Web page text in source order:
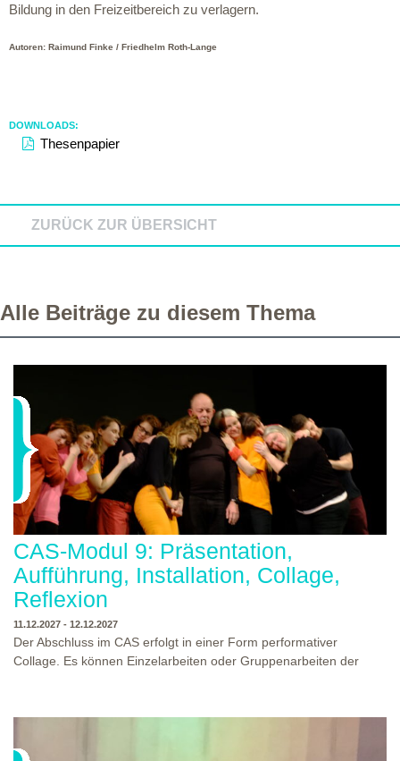
Bildung in den Freizeitbereich zu verlagern.
Autoren: Raimund Finke / Friedhelm Roth-Lange
DOWNLOADS:
Thesenpapier
ZURÜCK ZUR ÜBERSICHT
Alle Beiträge zu diesem Thema
CAS-Modul 9: Präsentation,
Aufführung, Installation, Collage,
Reflexion
11.12.2027 - 12.12.2027
Der Abschluss im CAS erfolgt in einer Form performativer
Collage. Es können Einzelarbeiten oder Gruppenarbeiten der
Ausbildungsprogramm zu erleben. Die Studierenden des
oder Präsentation. Wir freuen uns über Begegnungen und
WO?